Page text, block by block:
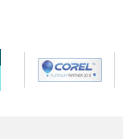
записей,